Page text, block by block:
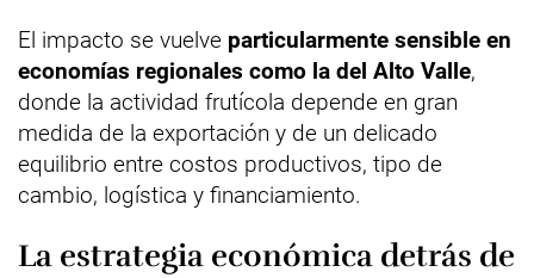
El impacto se vuelve particularmente sensible en
economías regionales como la del Alto Valle,
donde la actividad frutícola depende en gran
medida de la exportación y de un delicado
equilibrio entre costos productivos, tipo de
cambio, logística y financiamiento.
La estrategia económica detrás de